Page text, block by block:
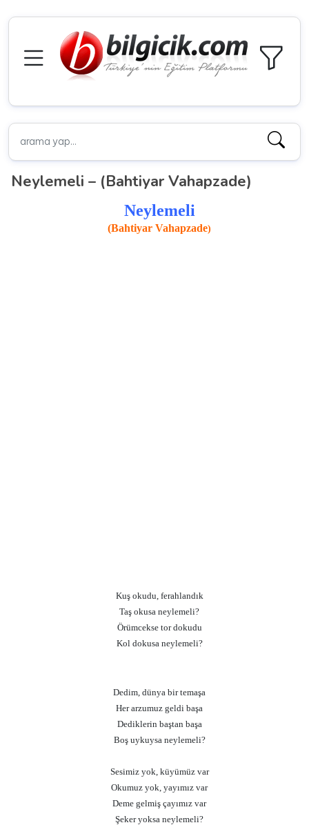
Neylemeli – (Bahtiyar Vahapzade)
Neylemeli
(Bahtiyar Vahapzade)
Kuş okudu, ferahlandık
Taş okusa neylemeli?
Örümcekse tor dokudu
Kol dokusa neylemeli?
Dedim, dünya bir temaşa
Her arzumuz geldi başa
Dediklerin baştan başa
Boş uykuysa neylemeli?
Sesimiz yok, küyümüz var
Okumuz yok, yayımız var
Deme gelmiş çayımız var
Şeker yoksa neylemeli?